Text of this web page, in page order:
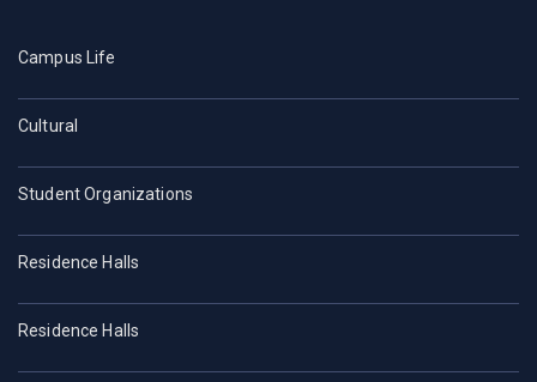
Campus Life
Cultural
Student Organizations
Residence Halls
Residence Halls